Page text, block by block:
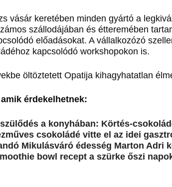
vásár keretében minden gyártó a
szállodájában és étteremében
előadásokat. A vállalkozózó
kapcsolódó workshopokon is.
öltöztetett Opatija kihagyhatatlan
érdekelhetnek:
a konyhában: Körtés-
csokoládé vitte el az idei
Mikulásváró édesség Marton Adri
bowl recept a szürke őszi